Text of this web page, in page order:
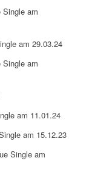
Single am
am 29.03.24
Single am
am 11.01.24
am 15.12.23
Single am